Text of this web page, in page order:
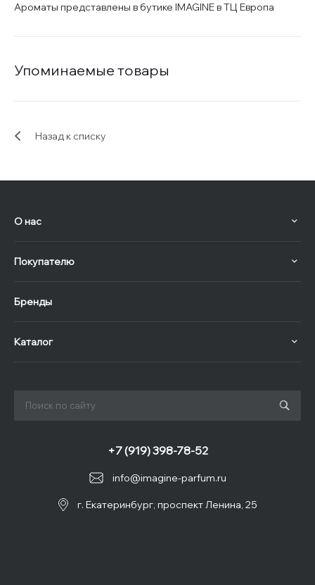
Ароматы представлены в бутике IMAGINE в ТЦ Европа
Упоминаемые товары
Назад к списку
О нас
Покупателю
Бренды
Каталог
info@imagine-parfum.ru
+7 (919) 398-78-52
г. Екатеринбург, проспект Ленина, 25